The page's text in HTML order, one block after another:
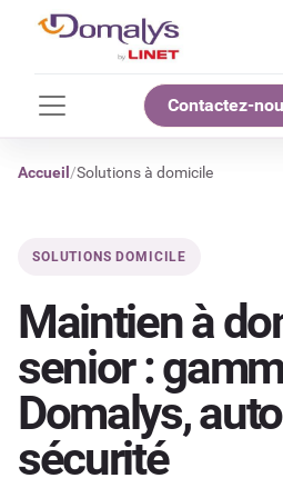
Contactez-
Accueil Solutions à domicile
SOLUTIONS DOMICILE
Maintien à
senior :
Domalys,
sécurité